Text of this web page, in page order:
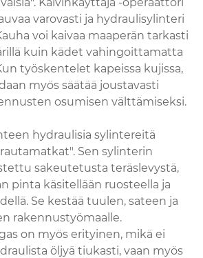
varovasti ja hydraulisylinteri
voi kaivaa maaperän tarkasti
kuin kädet vahingoittamatta
työskentelet kapeissa kujissa,
myös säätää joustavasti
osumisen välttämiseksi.
hydraulisia sylintereitä
Sen sylinterin
sakeutetusta teräslevystä,
pinta käsitellään ruosteella ja
Se kestää tuulen, sateen ja
rakennustyömaalle.
on myös erityinen, mikä ei
öljyä tiukasti, vaan myös